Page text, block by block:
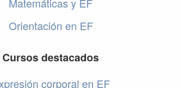
Orientación en EF
Cursos destacados
corporal en EF